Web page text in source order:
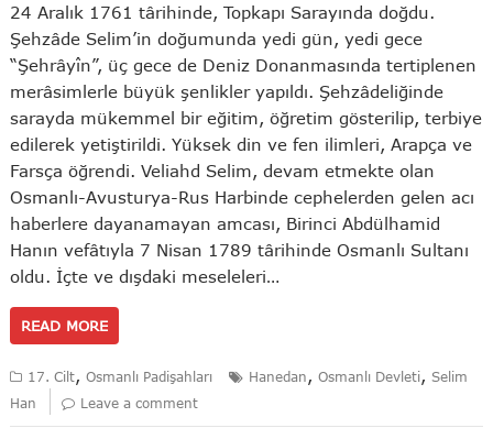
24 Aralık 1761 târihinde, Topkapı Sarayında doğdu.
Şehzâde Selim’in doğumunda yedi gün, yedi gece
“Şehrâyîn”, üç gece de Deniz Donanmasında tertiplenen
merâsimlerle büyük şenlikler yapıldı. Şehzâdeliğinde
sarayda mükemmel bir eğitim, öğretim gösterilip, terbiye
edilerek yetiştirildi. Yüksek din ve fen ilimleri, Arapça ve
Farsça öğrendi. Veliahd Selim, devam etmekte olan
Osmanlı-Avusturya-Rus Harbinde cephelerden gelen acı
haberlere dayanamayan amcası, Birinci Abdülhamid
Hanın vefâtıyla 7 Nisan 1789 târihinde Osmanlı Sultanı
oldu. İçte ve dışdaki meseleleri…
READ MORE
17. Cilt,Osmanlı Padişahları Hanedan ,Osmanlı Devleti,Selim
Han
Leave a comment